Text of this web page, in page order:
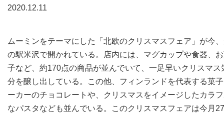
お問い合わせ
お申し込み
〒041-0801
北海道函館市桔梗町379-31
0138-34-2525
営業時間 9:00～18:00
〒950-1189
新潟県新潟市西区山田2310-39
025-210-1200
2020.12.11
ムーミンをテーマにした「北欧のクリスマスフェア」が今
の駅米沢で開かれている。店内には、マグカップや食器、
子など、約170点の商品が並んでいて、一足早いクリスマス
分を醸し出している。この他、フィンランドを代表する菓
ーカーのチョコレートや、クリスマスをイメージしたカラ
なパスタなども並んでいる。このクリスマスフェアは今月